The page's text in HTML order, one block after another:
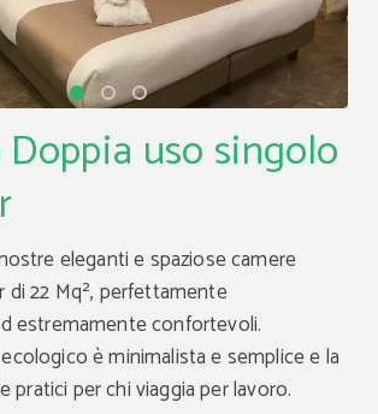
uso singolo
eleganti e spaziose camere
di 22 Mq², perfettamente
estremamente confortevoli.
è minimalista e semplice e la
pratici per chi viaggia per lavoro.